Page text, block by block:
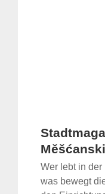
Wer lebt in
was bewegt